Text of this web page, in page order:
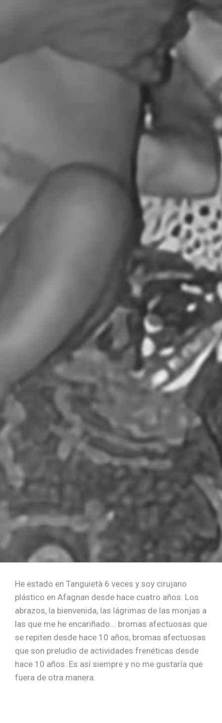
He estado en Tanguietà 6 veces y soy cirujano
plástico en Afagnan desde hace cuatro años. Los
abrazos, la bienvenida, las lágrimas de las monjas a
las que me he encariñado... bromas afectuosas que
se repiten desde hace 10 años, bromas afectuosas
que son preludio de actividades frenéticas desde
hace 10 años. Es así siempre y no me gustaría que
fuera de otra manera.